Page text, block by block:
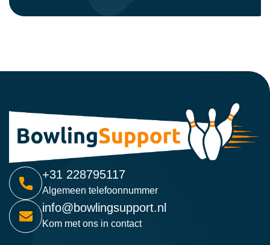
+31 228795117
Algemeen telefoonnummer
info@bowlingsupport.nl
Kom met ons in contact